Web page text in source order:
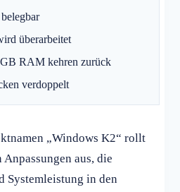
überarbeitet
RAM kehren zurück
verdoppelt
„Windows K2“ rollt
aus, die
Systemleistung in den